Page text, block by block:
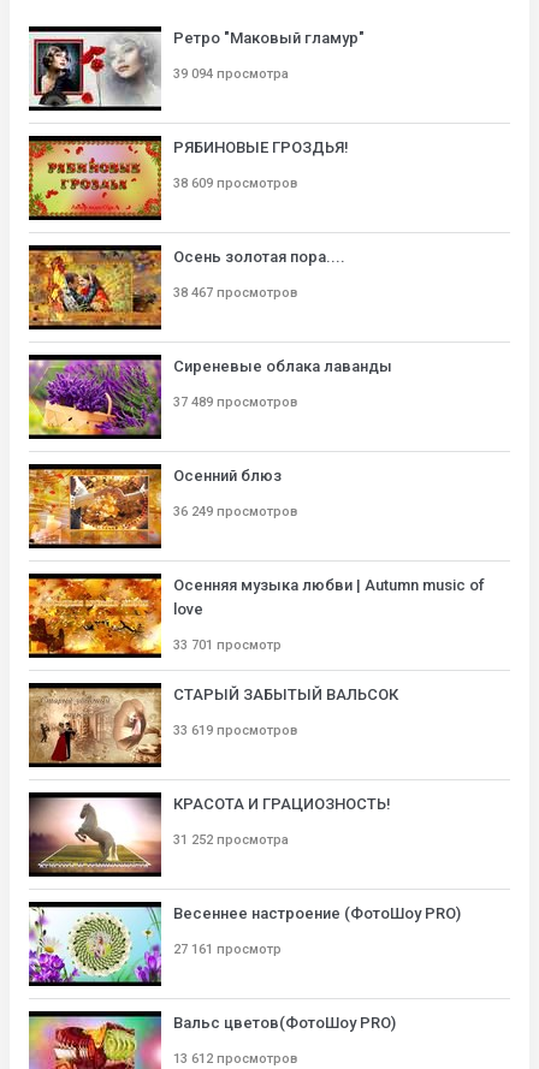
Ретро "Маковый гламур"
39 094 просмотра
РЯБИНОВЫЕ ГРОЗДЬЯ!
38 609 просмотров
Осень золотая пора....
38 467 просмотров
Сиреневые облака лаванды
37 489 просмотров
Осенний блюз
36 249 просмотров
Осенняя музыка любви | Autumn music of
love
33 701 просмотр
СТАРЫЙ ЗАБЫТЫЙ ВАЛЬСОК
33 619 просмотров
КРАСОТА И ГРАЦИОЗНОСТЬ!
31 252 просмотра
Весеннее настроение (ФотоШоу PRO)
27 161 просмотр
Вальс цветов(ФотоШоу PRO)
13 612 просмотров